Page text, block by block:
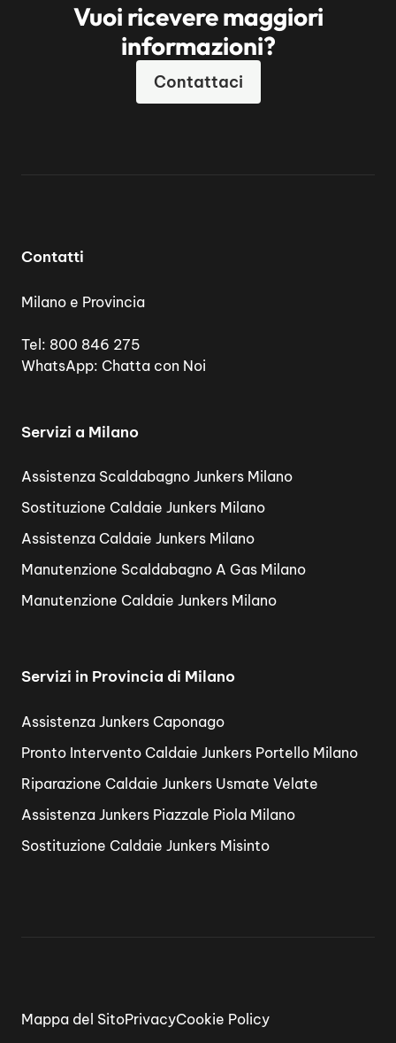
Vuoi ricevere maggiori
informazioni?
Contattaci
Contatti
Milano e Provincia
Tel: 800 846 275
WhatsApp: Chatta con Noi
Servizi a Milano
Assistenza Scaldabagno Junkers Milano
Sostituzione Caldaie Junkers Milano
Assistenza Caldaie Junkers Milano
Manutenzione Scaldabagno A Gas Milano
Manutenzione Caldaie Junkers Milano
Servizi in Provincia di Milano
Assistenza Junkers Caponago
Pronto Intervento Caldaie Junkers Portello Milano
Riparazione Caldaie Junkers Usmate Velate
Assistenza Junkers Piazzale Piola Milano
Sostituzione Caldaie Junkers Misinto
Mappa del SitoPrivacyCookie Policy